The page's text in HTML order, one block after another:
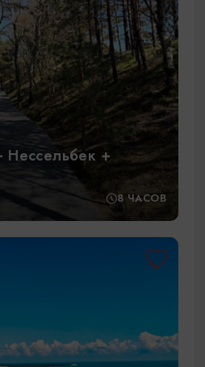
Нессельбек +
8 ЧАСОВ